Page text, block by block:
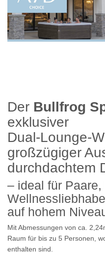
Der Bullfrog
exklusiver
großzügiger
durchdachtem
– ideal für
auf hohem
Mit Abmessungen von ca. 2,24
Raum für bis zu 5 Personen,
enthalten sind.